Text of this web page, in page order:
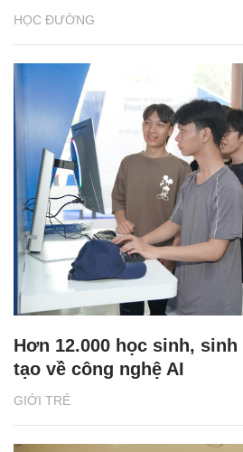
HỌC ĐƯỜNG
GIỚI TRẺ
Hơn 12.000 học sinh,
tạo về công nghệ AI